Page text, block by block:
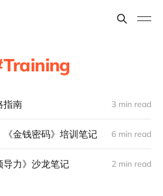
Training
指南 3 min read
《金钱密码》培训笔记 6 min read
导力》沙龙笔记 2 min read